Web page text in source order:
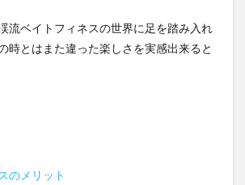
流ベイトフィネスの世界に足を踏み入れ
時とはまた違った楽しさを実感出来ると
のメリット